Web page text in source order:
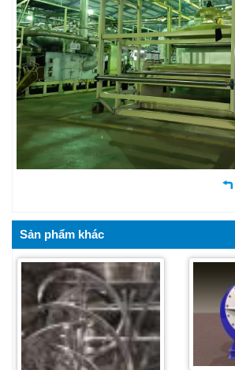
Sản phẩm khác